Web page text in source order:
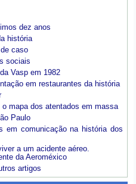
dez anos
história
caso
sociais
Vasp em 1982
em restaurantes da história
mapa dos atentados em massa
Paulo
em comunicação na história dos
a um acidente aéreo.
da Aeroméxico
artigos